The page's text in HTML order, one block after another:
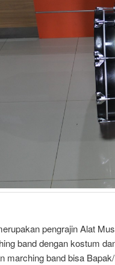
pengrajin Alat
band dengan kostum
marching band bisa